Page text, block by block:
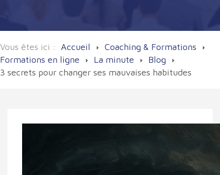
Vous êtes ici : Accueil
Coaching & Formations
Formations en ligne
La minute
Blog
3 secrets pour changer ses mauvaises habitudes